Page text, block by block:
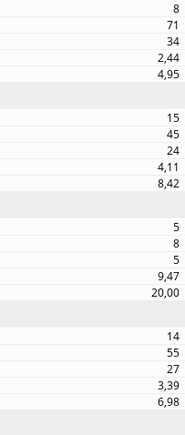
8
71
34
2,44
4,95
15
45
24
4,11
8,42
5
8
5
9,47
20,00
14
55
27
3,39
6,98